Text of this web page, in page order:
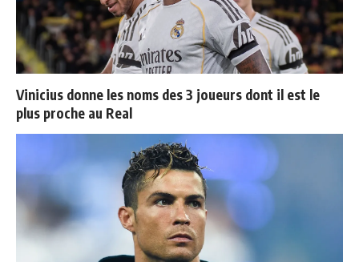
Vinicius donne les noms des 3 joueurs dont il est le
plus proche au Real